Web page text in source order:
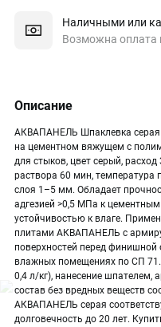
Наличными или
Возможна оплата
Описание
АКВАПАНЕЛЬ Шпаклевка серая
на цементном вяжущем с
для стыков, цвет серый,
раствора 60 мин, температура
слоя 1–5 мм. Обладает
адгезией >0,5 МПа к
устойчивостью к влаге.
плитами АКВАПАНЕЛЬ с
поверхностей перед финишной
влажных помещениях по СП
0,4 л/кг), нанесение шпателем,
состав без вредных веществ
АКВАПАНЕЛЬ серая
долговечность до 20 лет.